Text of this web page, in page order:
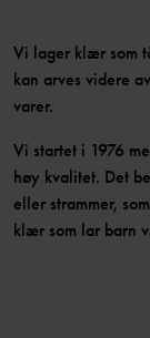
Vi lager klær som
kan arves videre
varer.
Vi startet i 1976
høy kvalitet. Det
eller strammer,
klær som lar barn